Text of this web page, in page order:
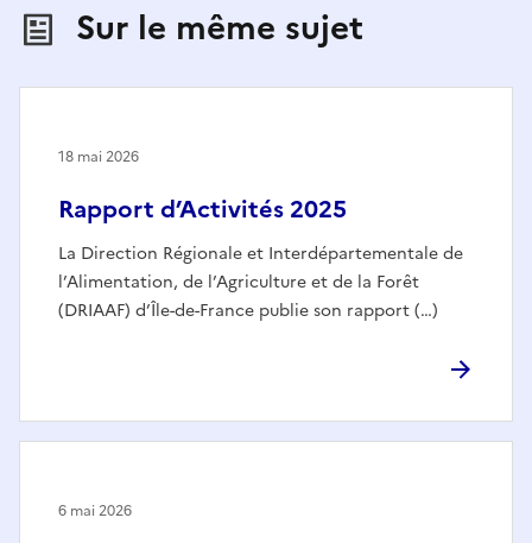
Sur le même sujet
Rapport d’Activités 2025
La Direction Régionale et Interdépartementale de
l’Alimentation, de l’Agriculture et de la Forêt
(DRIAAF) d’Île-de-France publie son rapport (…)
18 mai 2026
6 mai 2026